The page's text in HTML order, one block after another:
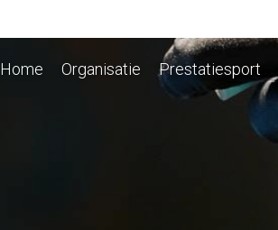
Home Organisatie Prestatiesport